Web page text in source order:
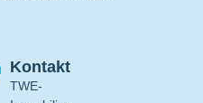
Kontakt
TWE-